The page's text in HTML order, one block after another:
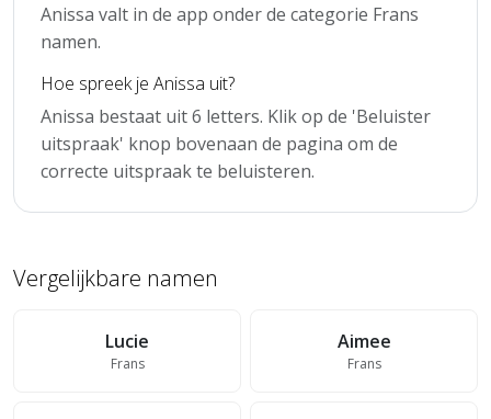
Anissa valt in de app onder de categorie Frans
namen.
Hoe spreek je Anissa uit?
Anissa bestaat uit 6 letters. Klik op de 'Beluister
uitspraak' knop bovenaan de pagina om de
correcte uitspraak te beluisteren.
Vergelijkbare namen
Lucie
Frans
Aimee
Frans